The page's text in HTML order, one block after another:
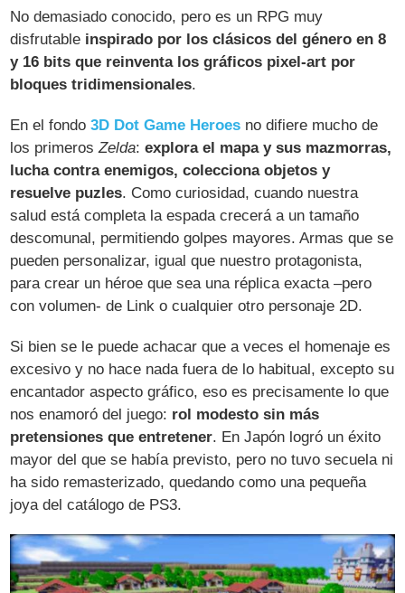
No demasiado conocido, pero es un RPG muy
disfrutable inspirado por los clásicos del género en 8
y 16 bits que reinventa los gráficos pixel-art por
bloques tridimensionales.
En el fondo3D Dot Game Heroes no difiere mucho de
los primerosZelda:explora el mapa y sus mazmorras,
lucha contra enemigos, colecciona objetos y
resuelve puzles. Como curiosidad, cuando nuestra
salud está completa la espada crecerá a un tamaño
descomunal, permitiendo golpes mayores. Armas que se
pueden personalizar, igual que nuestro protagonista,
para crear un héroe que sea una réplica exacta –pero
con volumen- de Link o cualquier otro personaje 2D.
Si bien se le puede achacar que a veces el homenaje es
excesivo y no hace nada fuera de lo habitual, excepto su
encantador aspecto gráfico, eso es precisamente lo que
nos enamoró del juego: rol modesto sin más
pretensiones que entretener. En Japón logró un éxito
mayor del que se había previsto, pero no tuvo secuela ni
ha sido remasterizado, quedando como una pequeña
joya del catálogo de PS3.